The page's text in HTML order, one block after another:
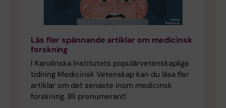
Läs fler spännande artiklar om medicinsk
forskning
I Karolinska Institutets populärvetenskapliga
tidning Medicinsk Vetenskap kan du läsa fler
artiklar om det senaste inom medicinsk
forskning. Bli prenumerant!